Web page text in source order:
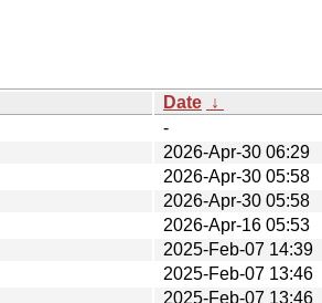
Date ↓
-
2026-Apr-30 06:29
2026-Apr-30 05:58
2026-Apr-30 05:58
2026-Apr-16 05:53
2025-Feb-07 14:39
2025-Feb-07 13:46
2025-Feb-07 13:46